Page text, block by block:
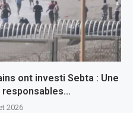
ont investi Sebta : Une
2026